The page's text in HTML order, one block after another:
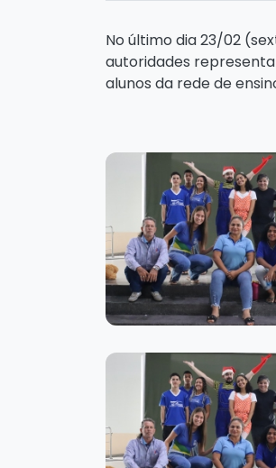
No último dia 23/02
autoridades
alunos da rede de